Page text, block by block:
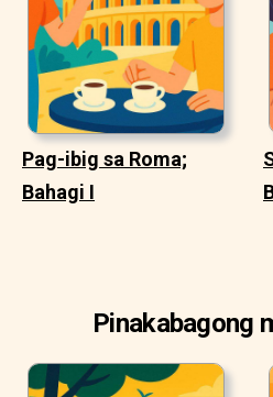
Pag-ibig sa Roma;
Bahagi I
Pinakabagong